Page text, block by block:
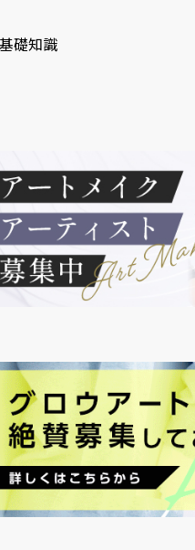
礎知識